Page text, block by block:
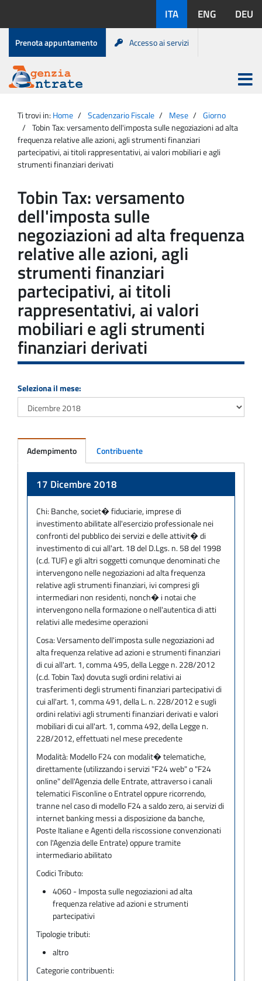
contenuto
disponibili:
ITA ENG DEU
Menu
di
servizio
Prenota appuntamento Accesso ai servizi
Agenzia
Entrate
Apri
menu
principale
Ti trovi in: Home Scadenzario Fiscale Mese
Giorno
Tobin Tax: versamento dell'imposta sulle negoziazioni ad alta
frequenza relative alle azioni, agli strumenti finanziari
partecipativi, ai titoli rappresentativi, ai valori mobiliari e agli
strumenti finanziari derivati
Tobin Tax: versamento
dell'imposta sulle
negoziazioni ad alta frequenza
relative alle azioni, agli
strumenti finanziari
partecipativi, ai titoli
rappresentativi, ai valori
mobiliari e agli strumenti
finanziari derivati
Seleziona il mese:
Adempimento Contribuente
17 Dicembre 2018
Chi: Banche, societ� fiduciarie, imprese di
investimento abilitate all'esercizio professionale nei
confronti del pubblico dei servizi e delle attivit� di
investimento di cui all'art. 18 del D.Lgs. n. 58 del 1998
(c.d. TUF) e gli altri soggetti comunque denominati che
intervengono nelle negoziazioni ad alta frequenza
relative agli strumenti finanziari, ivi compresi gli
intermediari non residenti, nonch� i notai che
intervengono nella formazione o nell'autentica di atti
relativi alle medesime operazioni
Cosa:Versamento dell'imposta sulle negoziazioni ad
alta frequenza relative ad azioni e strumenti finanziari
di cui all'art. 1, comma 495, della Legge n. 228/2012
(c.d. Tobin Tax) dovuta sugli ordini relativi ai
trasferimenti degli strumenti finanziari partecipativi di
cui all'art. 1, comma 491, della L. n. 228/2012 e sugli
ordini relativi agli strumenti finanziari derivati e valori
mobiliari di cui all'art. 1, comma 492, della Legge n.
228/2012, effettuati nel mese precedente
Modalità: Modello F24 con modalit� telematiche,
direttamente (utilizzando i servizi "F24 web" o "F24
online" dell'Agenzia delle Entrate, attraverso i canali
telematici Fisconline o Entratel oppure ricorrendo,
tranne nel caso di modello F24 a saldo zero, ai servizi di
internet banking messi a disposizione da banche,
Poste Italiane e Agenti della riscossione convenzionati
con l'Agenzia delle Entrate) oppure tramite
intermediario abilitato
Codici Tributo:
4060 - Imposta sulle negoziazioni ad alta
frequenza relative ad azioni e strumenti
partecipativi
Tipologie tributi:
altro
Categorie contribuenti: